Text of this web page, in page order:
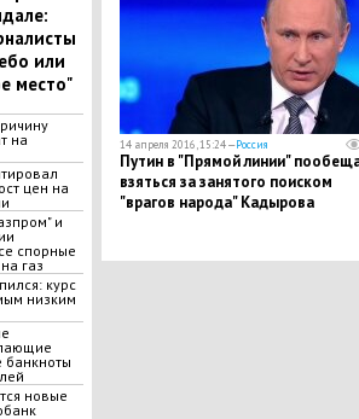
или
место"
на
цен на
и
спорные
газ
курс
низким
банкноты
новые
14 апреля 2016, 15:24 —Россия
Путин в "Прямой линии"
взяться за занятого поиском
"врагов народа" Кадырова